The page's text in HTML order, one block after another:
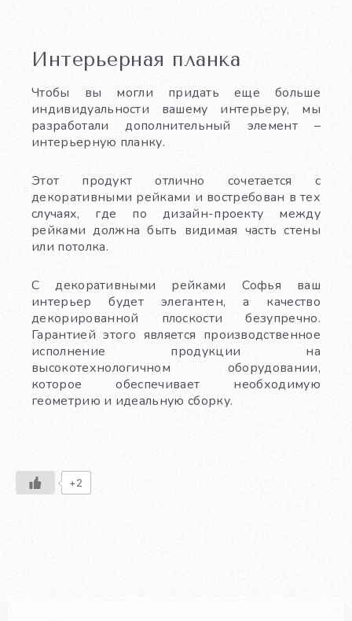
Интерьерная планка
Чтобы вы могли придать еще больше
индивидуальности вашему интерьеру, мы
разработали дополнительный элемент –
интерьерную планку.
Этот продукт отлично сочетается с
декоративными рейками и востребован в тех
случаях, где по дизайн-проекту между
рейками должна быть видимая часть стены
или потолка.
С декоративными рейками Софья ваш
интерьер будет элегантен, а качество
декорированной плоскости безупречно.
Гарантией этого является производственное
исполнение продукции на
высокотехнологичном оборудовании,
которое обеспечивает необходимую
геометрию и идеальную сборку.
+2